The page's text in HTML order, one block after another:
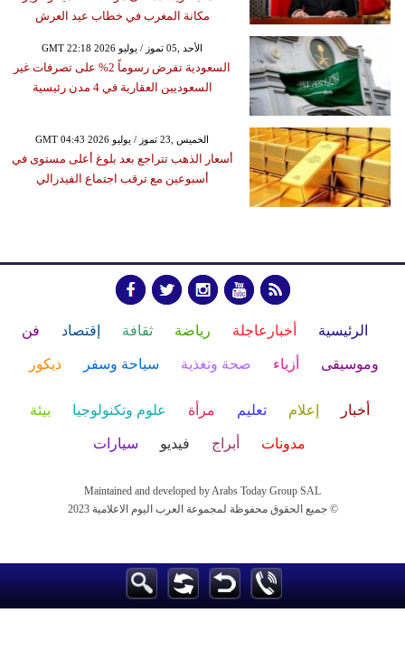
مكانة المغرب في خطاب عيد العرش
GMT 22:18 2026 الأحد ,05 تموز / يوليو
السعودية تفرض رسوماً 2% على تصرفات غير
السعوديين العقارية في 4 مدن رئيسية
GMT 04:43 2026 الخميس ,23 تموز / يوليو
أسعار الذهب تتراجع بعد بلوغ أعلى مستوى في
أسبوعين مع ترقب اجتماع الفيدرالي
الرئيسية أخبارعاجلة رياضة ثقافة إقتصاد فن
وموسيقى أزياء صحة وتغذية سياحة وسفر ديكور
أخبار إعلام تعليم مرأة علوم وتكنولوجيا بيئة
مدونات أبراج فيديو سيارات
Maintained and developed by Arabs Today Group SAL
جميع الحقوق محفوظة لمجموعة العرب اليوم الاعلامية 2023 ©